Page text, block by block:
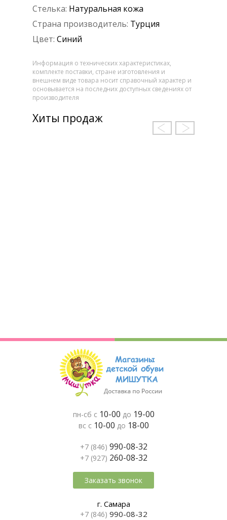
Стелька: Натуральная кожа
Страна производитель: Турция
Цвет: Синий
Информация о технических характеристиках,
комплекте поставки, стране изготовления и
внешнем виде товара носит справочный характер и
основывается на последних доступных сведениях от
производителя
Хиты продаж
пн-сб с 10-00 до 19-00
вс с 10-00 до 18-00
+7 (846) 990-08-32
+7 (927) 260-08-32
Заказать звонок
г. Самара
+7 (846) 990-08-32